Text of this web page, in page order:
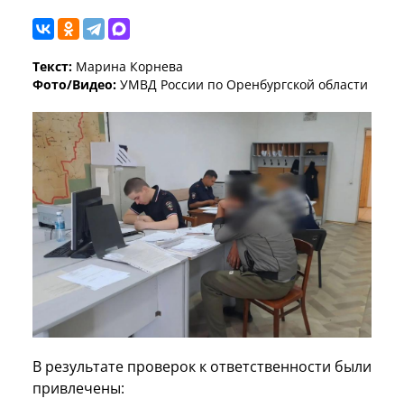
Текст: Марина Корнева
Фото/Видео: УМВД России по Оренбургской области
В результате проверок к ответственности были
привлечены: